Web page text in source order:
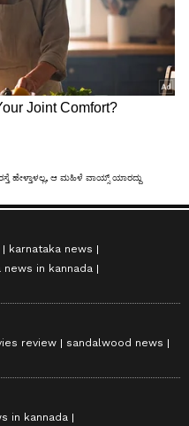
karnataka news
news in kannada
review
sandalwood news
in kannada